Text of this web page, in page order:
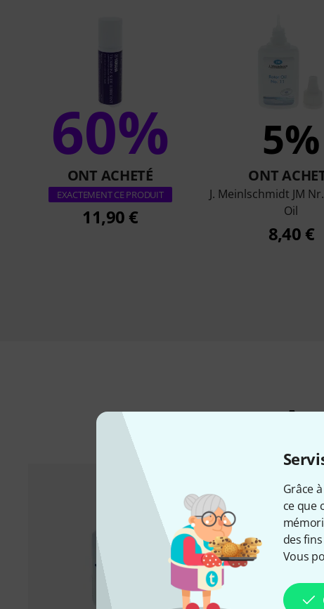
Grâce
ce que
des
Vous
60%
ONT ACHETÉ
EXACTEMENT CE PRODUIT
11,90 €
5%
ONT
J. Meinlschmidt JM
Oil
8,40 €